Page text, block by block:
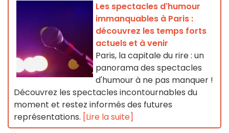
Les spectacles d'humour
immanquables à Paris :
découvrez les temps forts
actuels et à venir
Paris, la capitale du rire : un
panorama des spectacles
d'humour à ne pas manquer !
Découvrez les spectacles incontournables du
moment et restez informés des futures
représentations. [Lire la suite]